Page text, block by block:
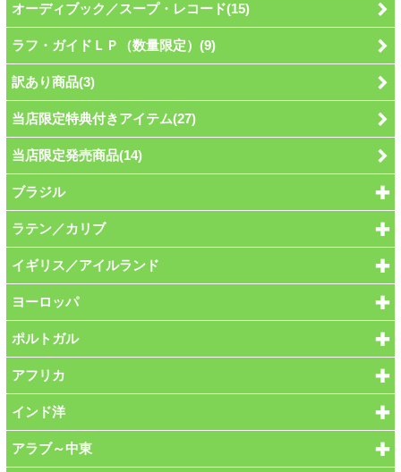
オーディブック／スープ・レコード(15)
ラフ・ガイドＬＰ（数量限定）(9)
訳あり商品(3)
当店限定特典付きアイテム(27)
当店限定発売商品(14)
ブラジル
ラテン／カリブ
イギリス／アイルランド
ヨーロッパ
ポルトガル
アフリカ
インド洋
アラブ～中東